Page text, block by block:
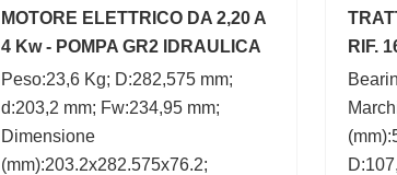
MOTORE ELETTRICO DA 2,20 A
4 Kw - POMPA GR2 IDRAULICA
Peso:23,6 Kg; D:282,575 mm;
d:203,2 mm; Fw:234,95 mm;
Dimensione
(mm):203.2x282.575x76.2;
RIF.